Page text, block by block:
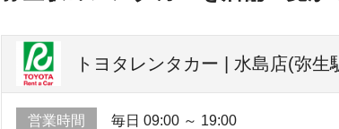
トヨタレンタカー | 水島店(弥生
営業時間 毎日 09:00 ～ 19:00